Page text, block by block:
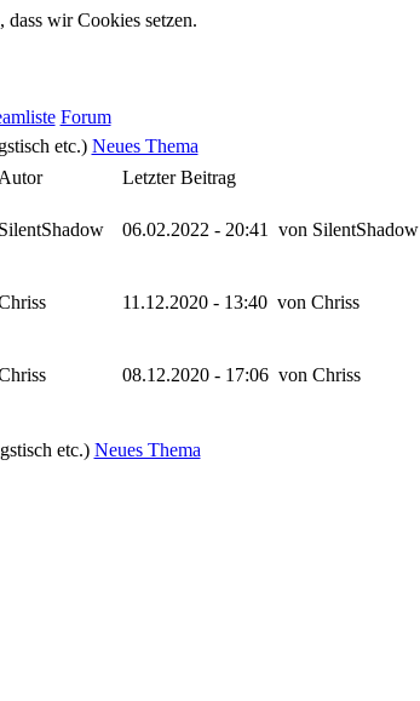
wir Cookies setzen.
Forum
etc.) Neues Thema
Autor
Letzter Beitrag
SilentShadow 06.02.2022 - 20:41 von SilentShadow
11.12.2020 - 13:40 von Chriss
08.12.2020 - 17:06 von Chriss
etc.) Neues Thema